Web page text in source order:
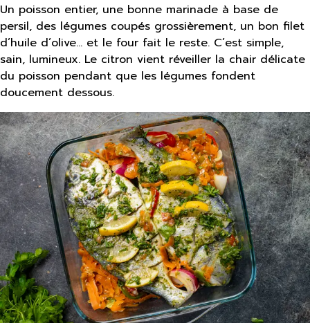
Un poisson entier, une bonne marinade à base de
persil, des légumes coupés grossièrement, un bon filet
d’huile d’olive… et le four fait le reste. C’est simple,
sain, lumineux. Le citron vient réveiller la chair délicate
du poisson pendant que les légumes fondent
doucement dessous.